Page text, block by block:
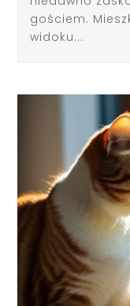
gościem.
widoku...